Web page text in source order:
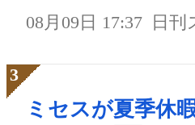
08月09日 17:37 日刊
ミセスが夏季休